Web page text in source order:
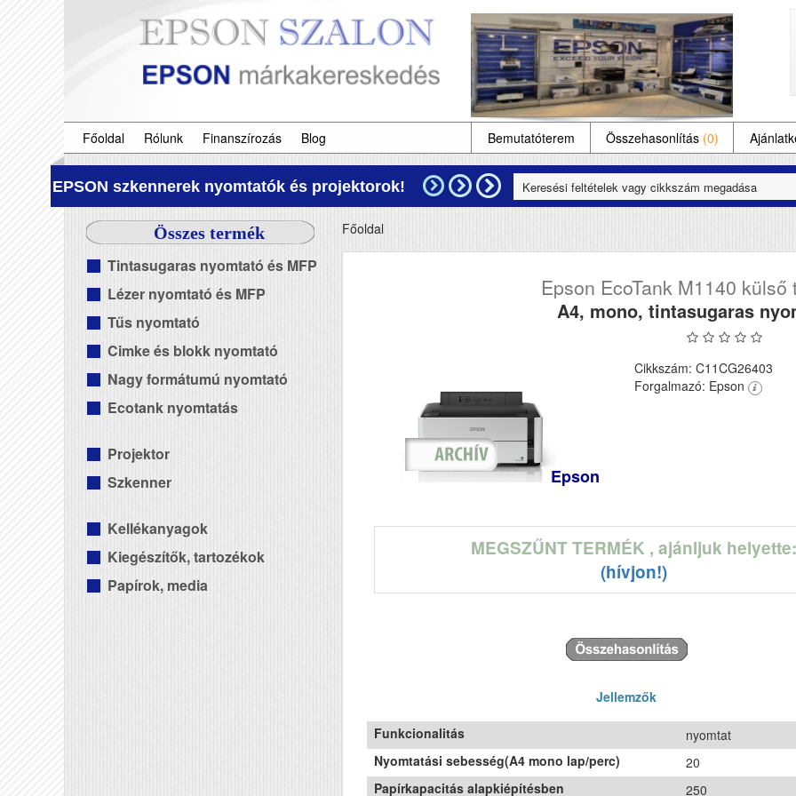
Főoldal Rólunk Finanszírozás Blog Bemutatóterem Összehasonlítás (0)
EPSON szkennerek nyomtatók és projektorok!
Összes termék
Tintasugaras nyomtató és MFP
Lézer nyomtató és MFP
Tűs nyomtató
Cimke és blokk nyomtató
Nagy formátumú nyomtató
Ecotank nyomtatás
Projektor
Szkenner
Kellékanyagok
Kiegészítők, tartozékok
Papírok, media
Főoldal
Epson EcoTank M1140
A4, mono, tintasugaras
Epson
Cikkszám: C11CG26403
Forgalmazó: Epson
MEGSZŰNT TERMÉK , ajánljuk helyette:
(hívjon!)
Jellemzők
Funkcionalitás
nyomtat
Nyomtatási sebesség(A4 mono lap/perc)
20
Papírkapacitás alapkiépítésben
250